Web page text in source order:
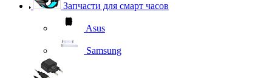
Запчасти для смарт часов
Asus
Samsung